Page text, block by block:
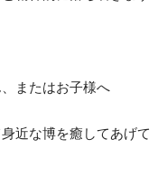
またはお子様へ
近な博を癒してあげて